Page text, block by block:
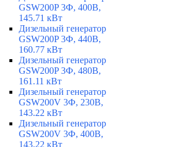
GSW200P 3Ф, 400В,
145.71 кВт
Дизельный генератор
GSW200P 3Ф, 440В,
160.77 кВт
Дизельный генератор
GSW200P 3Ф, 480В,
161.11 кВт
Дизельный генератор
GSW200V 3Ф, 230В,
143.22 кВт
Дизельный генератор
GSW200V 3Ф, 400В,
143.22 кВт